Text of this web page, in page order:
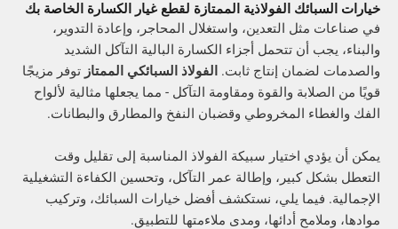
الفولاذية الممتازة لقطع غيار الكسارة الخاصة بك
مثل التعدين، واستغلال المحاجر، وإعادة التدوير،
أن تتحمل أجزاء الكسارة البالية التآكل الشديد
لضمان إنتاج ثابت.الفولاذ السبائكي الممتازتوفر مزيجًا
والقوة ومقاومة التآكل - مما يجعلها مثالية لألواح
المخروطي وقضبان النفخ والمطارق والبطانات.
اختيار سبيكة الفولاذ المناسبة إلى تقليل وقت
كبير، وإطالة عمر التآكل، وتحسين الكفاءة التشغيلية
فيما يلي، نستكشف أفضل خيارات السبائك، وتركيب
أدائها، ومدى ملاءمتها للتطبيق.